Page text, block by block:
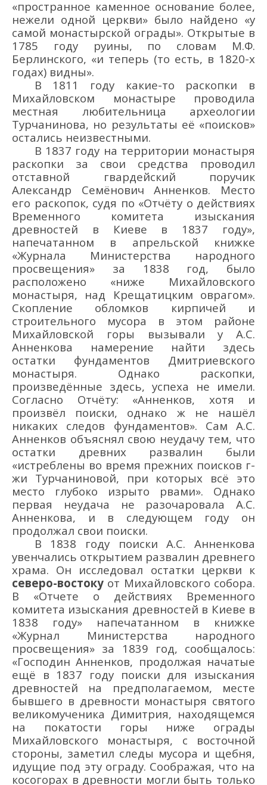
«пространное каменное основание более,
нежели одной церкви» было найдено «у
самой монастырской ограды». Открытые в
1785 году руины, по словам М.Ф.
Берлинского, «и теперь (то есть, в 1820-х
годах) видны».
В 1811 году какие-то раскопки в
Михайловском монастыре проводила
местная любительница археологии
Турчанинова, но результаты её «поисков»
остались неизвестными.
В 1837 году на территории монастыря
раскопки за свои средства проводил
отставной гвардейский поручик
Александр Семёнович Анненков. Место
его раскопок, судя по «Отчёту о действиях
Временного комитета изыскания
древностей в Киеве в 1837 году»,
напечатанном в апрельской книжке
«Журнала Министерства народного
просвещения» за 1838 год, было
расположено «ниже Михайловского
монастыря, над Крещатицким оврагом».
Скопление обломков кирпичей и
строительного мусора в этом районе
Михайловской горы вызывали у А.С.
Анненкова намерение найти здесь
остатки фундаментов Дмитриевского
монастыря. Однако раскопки,
произведённые здесь, успеха не имели.
Согласно Отчёту: «Анненков, хотя и
произвёл поиски, однако ж не нашёл
никаких следов фундаментов». Сам А.С.
Анненков объяснял свою неудачу тем, что
остатки древних развалин были
«истреблены во время прежних поисков г-
жи Турчаниновой, при которых всё это
место глубоко изрыто рвами». Однако
первая неудача не разочаровала А.С.
Анненкова, и в следующем году он
продолжал свои поиски.
В 1838 году поиски А.С. Анненкова
увенчались открытием развалин древнего
храма. Он исследовал остатки церкви к
северо-востоку от Михайловского собора.
В «Отчете о действиях Временного
комитета изыскания древностей в Киеве в
1838 году» напечатанном в книжке
«Журнал Министерства народного
просвещения» за 1839 год, сообщалось:
«Господин Анненков, продолжая начатые
ещё в 1837 году поиски для изыскания
древностей на предполагаемом, месте
бывшего в древности монастыря святого
великомученика Димитрия, находящемся
на покатости горы ниже ограды
Михайловского монастыря, с восточной
стороны, заметил следы мусора и щебня,
идущие под эту ограду. Соображая, что на
косогорах в древности могли быть только